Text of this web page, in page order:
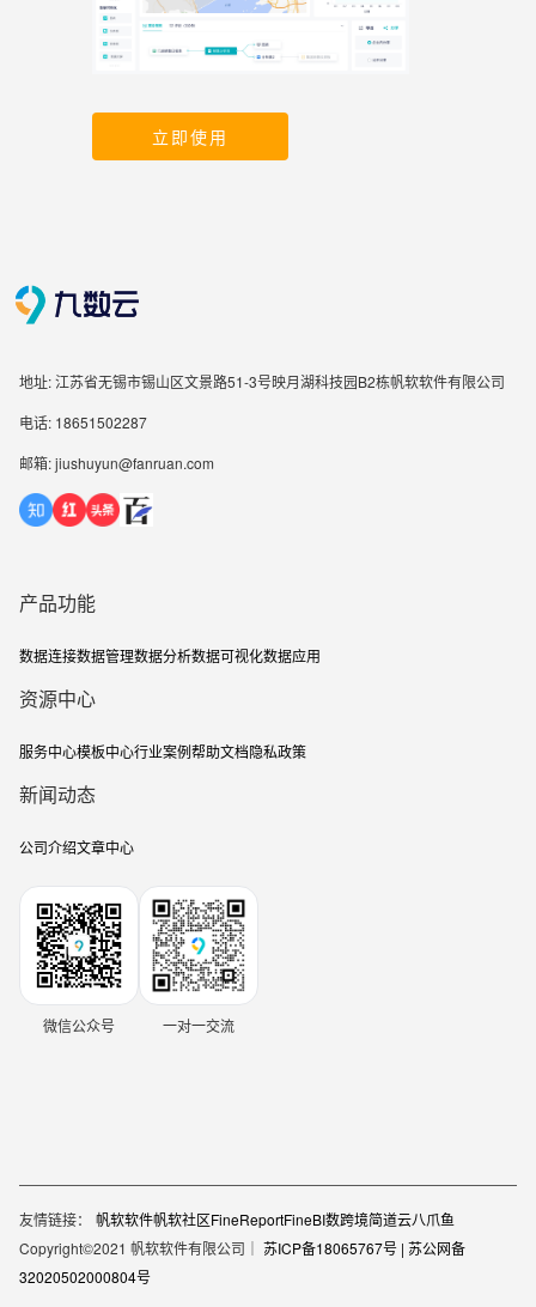
立即使用
地址: 江苏省无锡市锡山区文景路51-3号映月湖科技园B2栋帆软软件有限公司
电话: 18651502287
邮箱: jiushuyun@fanruan.com
产品功能
数据连接数据管理数据分析数据可视化数据应用
资源中心
服务中心模板中心行业案例帮助文档隐私政策
新闻动态
公司介绍文章中心
微信公众号 一对一交流
友情链接： 帆软软件帆软社区FineReportFineBI数跨境简道云八爪鱼
Copyright©2021 帆软软件有限公司｜ 苏ICP备18065767号 | 苏公网备
32020502000804号